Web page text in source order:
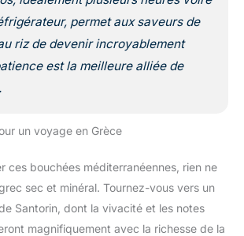
permet aux saveurs de
riz de devenir incroyablement
est la meilleure alliée de
un voyage en Grèce
ces bouchées méditerranéennes, rien ne
sec et minéral. Tournez-vous vers un
Santorin, dont la vivacité et les notes
magnifiquement avec la richesse de la